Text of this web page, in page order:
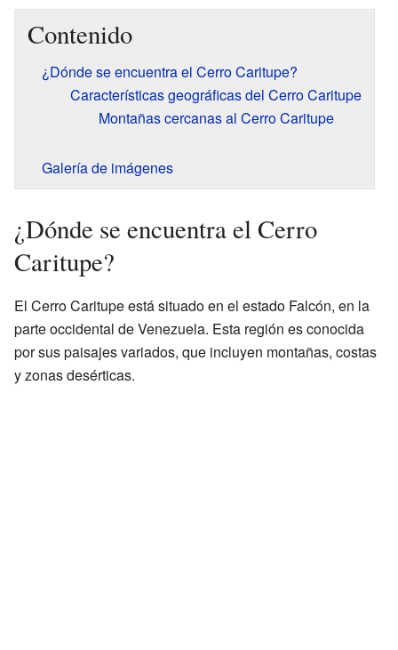
Contenido
¿Dónde se encuentra el Cerro Caritupe?
Características geográficas del Cerro Caritupe
Montañas cercanas al Cerro Caritupe
Galería de imágenes
¿Dónde se encuentra el Cerro
Caritupe?
El Cerro Caritupe está situado en el estado Falcón, en la
parte occidental de Venezuela. Esta región es conocida
por sus paisajes variados, que incluyen montañas, costas
y zonas desérticas.